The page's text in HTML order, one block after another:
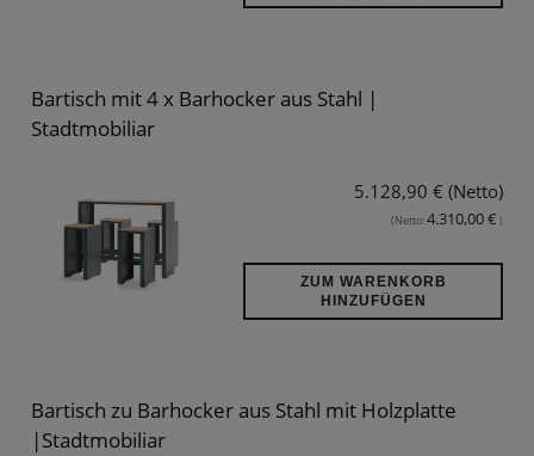
Bartisch mit 4 x Barhocker aus Stahl |
Stadtmobiliar
5.128,90 € (Netto)
(Netto:4.310,00 € )
ZUM WARENKORB
HINZUFÜGEN
Bartisch zu Barhocker aus Stahl mit Holzplatte
|Stadtmobiliar